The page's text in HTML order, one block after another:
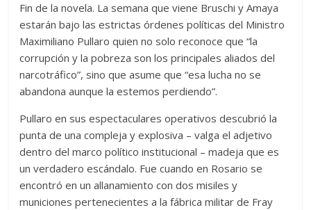
Fin de la novela. La semana que viene Bruschi y Amaya
estarán bajo las estrictas órdenes políticas del Ministro
Maximiliano Pullaro quien no solo reconoce que “la
corrupción y la pobreza son los principales aliados del
narcotráfico”, sino que asume que “esa lucha no se
abandona aunque la estemos perdiendo”.
Pullaro en sus espectaculares operativos descubrió la
punta de una compleja y explosiva – valga el adjetivo
dentro del marco político institucional – madeja que es
un verdadero escándalo. Fue cuando en Rosario se
encontró en un allanamiento con dos misiles y
municiones pertenecientes a la fábrica militar de Fray